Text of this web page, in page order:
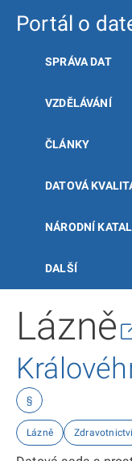
Portál o
SPRÁVA DAT
VZDĚLÁVÁNÍ
ČLÁNKY
DATOVÁ
NÁRODNÍ
DALŠÍ
Lázně
§
Lázně Zdravotnictví